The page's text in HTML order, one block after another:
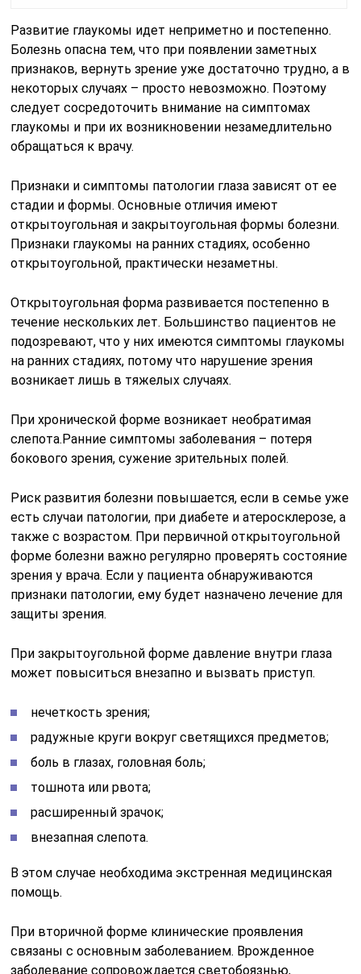
Развитие глаукомы идет неприметно и постепенно.
Болезнь опасна тем, что при появлении заметных
признаков, вернуть зрение уже достаточно трудно, а в
некоторых случаях – просто невозможно. Поэтому
следует сосредоточить внимание на симптомах
глаукомы и при их возникновении незамедлительно
обращаться к врачу.
Признаки и симптомы патологии глаза зависят от ее
стадии и формы. Основные отличия имеют
открытоугольная и закрытоугольная формы болезни.
Признаки глаукомы на ранних стадиях, особенно
открытоугольной, практически незаметны.
Открытоугольная форма развивается постепенно в
течение нескольких лет. Большинство пациентов не
подозревают, что у них имеются симптомы глаукомы
на ранних стадиях, потому что нарушение зрения
возникает лишь в тяжелых случаях.
При хронической форме возникает необратимая
слепота.Ранние симптомы заболевания – потеря
бокового зрения, сужение зрительных полей.
Риск развития болезни повышается, если в семье уже
есть случаи патологии, при диабете и атеросклерозе, а
также с возрастом. При первичной открытоугольной
форме болезни важно регулярно проверять состояние
зрения у врача. Если у пациента обнаруживаются
признаки патологии, ему будет назначено лечение для
защиты зрения.
При закрытоугольной форме давление внутри глаза
может повыситься внезапно и вызвать приступ.
нечеткость зрения;
радужные круги вокруг светящихся предметов;
боль в глазах, головная боль;
тошнота или рвота;
расширенный зрачок;
внезапная слепота.
В этом случае необходима экстренная медицинская
помощь.
При вторичной форме клинические проявления
связаны с основным заболеванием. Врожденное
заболевание сопровождается светобоязнью,